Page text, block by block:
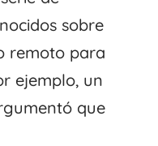
sobre
remoto para
ejemplo, un
que